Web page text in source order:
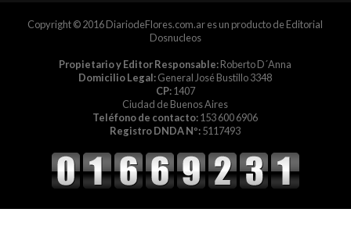
Copyright © 2016 DiariodeFlores.com.ar es un producto de Editorial
Dosnucleos
Propietario y Editor Responsable:Roberto D´Anna
Domicilio Legal:General José Bustillo 3348
CP:1407
Ciudad de Buenos Aires
Teléfono de contacto:153 600 6906
Registro DNDA Nº:5117493